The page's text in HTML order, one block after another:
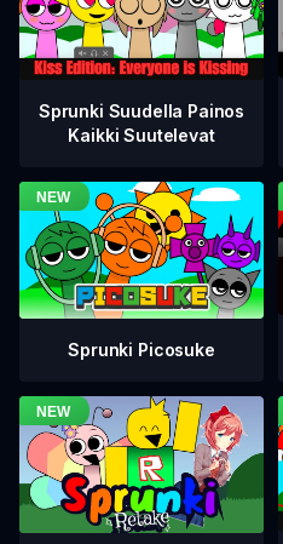
Sprunki Suudella Painos
Kaikki Suutelevat
Sprunki Picosuke